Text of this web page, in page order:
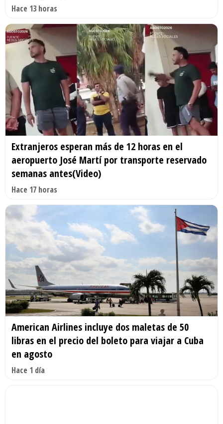
Hace 13 horas
Extranjeros esperan más de 12 horas en el
aeropuerto José Martí por transporte reservado
semanas antes(Video)
Hace 17 horas
American Airlines incluye dos maletas de 50
libras en el precio del boleto para viajar a Cuba
en agosto
Hace 1 día